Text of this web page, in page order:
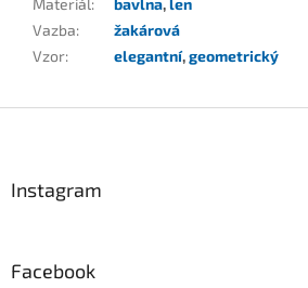
Materiál: bavlna,len
Vazba:
žakárová
Vzor: elegantní,geometrický
Instagram
Facebook